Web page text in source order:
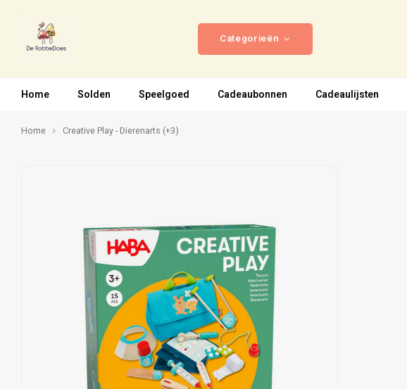
Categorieën
Home Solden Speelgoed Cadeaubonnen Cadeaulijsten
Home Creative Play - Dierenarts (+3)